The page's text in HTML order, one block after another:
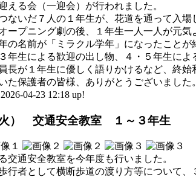
える会（一迎会）が行われました。
ないだ７人の１年生が、花道を通って入場
ープニング劇の後、１年生一人一人が元気
の名前が「ミラクル学年」になったことが
年生による歓迎の出し物、４・５年生によ
長が１年生に優しく語りかけるなど、終始
た保護者の皆様、ありがとうございました。
04-23 12:18 up!
火） 交通安全教室 １～３年生
交通安全教室を今年度も行いました。
行者として横断歩道の渡り方等について